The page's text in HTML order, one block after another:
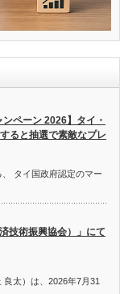
ンペーン 2026】タイ・
ると抽選で素敵なプレ
タイ国政府認定のマー
技術振興協会）」にて
太）は、2026年7月31